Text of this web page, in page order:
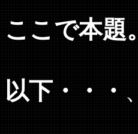
ここで本題。
以下・・・ 、